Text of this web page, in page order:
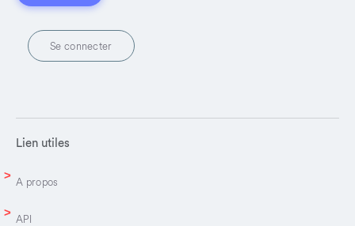
Se connecter
Lien utiles
A propos
API